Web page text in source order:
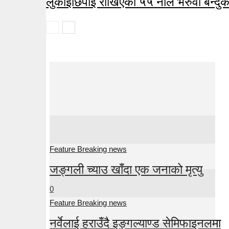
Feature Breaking news
जङ्गली च्याउ खाँदा एक जनाको मृत्यु
0
Feature Breaking news
नर्वेलाई हराउँदै इङ्गल्याण्ड सेमिफाइनलमा